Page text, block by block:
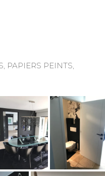
PAPIERS PEINTS,